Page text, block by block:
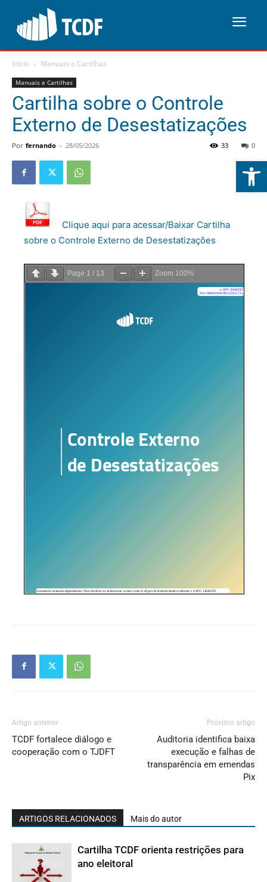
Abrir
Início Manuais e Cartilhas
Manuais e Cartilhas
Cartilha sobre o Controle
Externo de Desestatizações
Por fernando - 28/05/2026 0
33
Clique aqui para acessar/Baixar Cartilha
sobre o Controle Externo de Desestatizações
Page 1 / 13 Zoom 100%
Artigo anterior
TCDF fortalece diálogo e
cooperação com o TJDFT
Próximo artigo
Auditoria identifica baixa
execução e falhas de
transparência em emendas
Pix
ARTIGOS RELACIONADOS Mais do autor
Cartilha TCDF orienta restrições para
ano eleitoral